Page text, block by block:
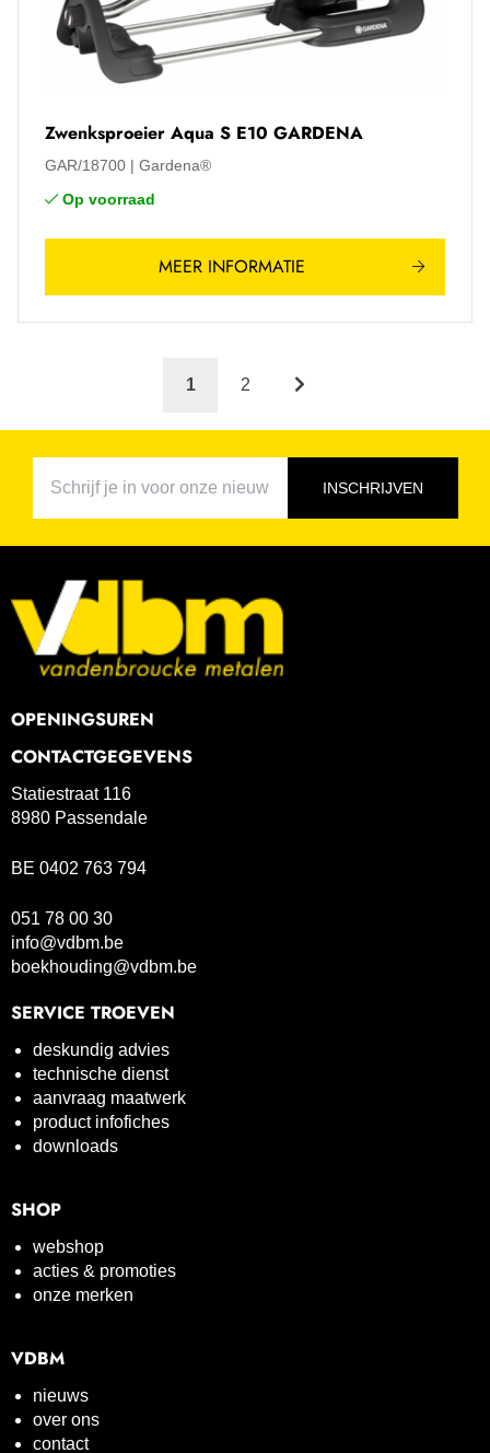
Zwenksproeier Aqua S E10 GARDENA
GAR/18700
Gardena®
Op voorraad
MEER INFORMATIE
1 2
INSCHRIJVEN
OPENINGSUREN
CONTACTGEGEVENS
Statiestraat 116
8980 Passendale
BE 0402 763 794
051 78 00 30
info@vdbm.be
boekhouding@vdbm.be
SERVICE TROEVEN
deskundig advies
technische dienst
aanvraag maatwerk
product infofiches
downloads
SHOP
webshop
acties & promoties
onze merken
VDBM
nieuws
over ons
contact